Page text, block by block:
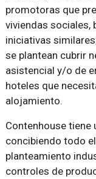
promotoras que
viviendas sociales,
iniciativas
se plantean cubrir
asistencial y/o de
hoteles que
alojamiento.
Contenhouse tiene
concibiendo todo
planteamiento
controles de